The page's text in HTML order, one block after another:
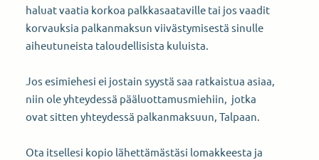
haluat vaatia korkoa palkkasaataville tai jos vaadit
korvauksia palkanmaksun viivästymisestä sinulle
aiheutuneista taloudellisista kuluista.
Jos esimiehesi ei jostain syystä saa ratkaistua asiaa,
niin ole yhteydessä pääluottamusmiehiin, jotka
ovat sitten yhteydessä palkanmaksuun, Talpaan.
Ota itsellesi kopio lähettämästäsi lomakkeesta ja